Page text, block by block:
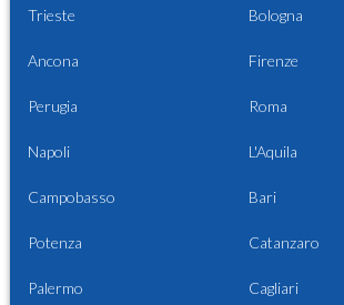
Trieste Bologna
Ancona Firenze
Perugia Roma
Napoli L'Aquila
Campobasso Bari
Potenza Catanzaro
Palermo Cagliari